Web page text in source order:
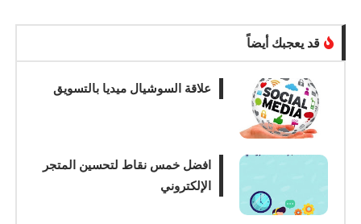
قد يعجبك أيضاً
علاقة السوشيال ميديا بالتسويق
افضل خمس نقاط لتحسين المتجر
الإلكتروني